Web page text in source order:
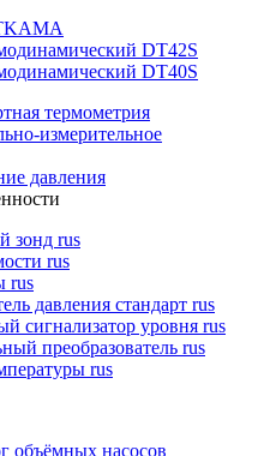
DT42S
DT40S
термометрия
измерительное
давления
зонд rus
rus
rus
давления стандарт rus
сигнализатор уровня rus
преобразователь rus
rus
объёмных насосов